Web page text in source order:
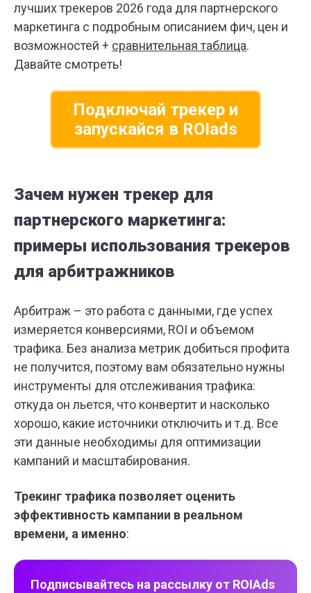
лучших трекеров 2026 года для партнерского
маркетинга с подробным описанием фич, цен и
возможностей + сравнительная таблица.
Давайте смотреть!
Подключай трекер и
запускайся в ROIads
Зачем нужен трекер для
партнерского маркетинга:
примеры использования трекеров
для арбитражников
Арбитраж – это работа с данными, где успех
измеряется конверсиями, ROI и объемом
трафика. Без анализа метрик добиться профита
не получится, поэтому вам обязательно нужны
инструменты для отслеживания трафика:
откуда он льется, что конвертит и насколько
хорошо, какие источники отключить и т.д. Все
эти данные необходимы для оптимизации
кампаний и масштабирования.
Трекинг трафика позволяет оценить
эффективность кампании в реальном
времени, а именно:
Подписывайтесь на рассылку от ROIAds